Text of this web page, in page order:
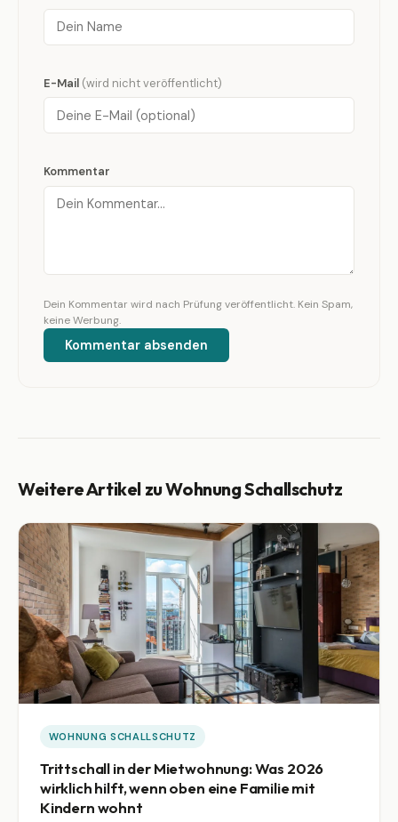
E-Mail (wird nicht veröffentlicht)
Kommentar
Dein Kommentar wird nach Prüfung veröffentlicht. Kein Spam,
keine Werbung.
Kommentar absenden
Weitere Artikel zu Wohnung Schallschutz
WOHNUNG SCHALLSCHUTZ
Trittschall in der Mietwohnung: Was 2026
wirklich hilft, wenn oben eine Familie mit
Kindern wohnt